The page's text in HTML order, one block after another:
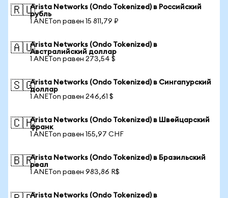
🇷🇺Arista Networks (Ondo Tokenized) в Российский
рубль
1 ANETon равен 15 811,79 ₽
🇦🇺Arista Networks (Ondo Tokenized) в
Австралийский доллар
1 ANETon равен 273,54 $
🇸🇬Arista Networks (Ondo Tokenized) в Сингапурский
доллар
1 ANETon равен 246,61 $
🇨🇭Arista Networks (Ondo Tokenized) в Швейцарский
франк
1 ANETon равен 155,97 CHF
🇧🇷Arista Networks (Ondo Tokenized) в Бразильский
реал
1 ANETon равен 983,86 R$
Arista Networks (Ondo Tokenized) в